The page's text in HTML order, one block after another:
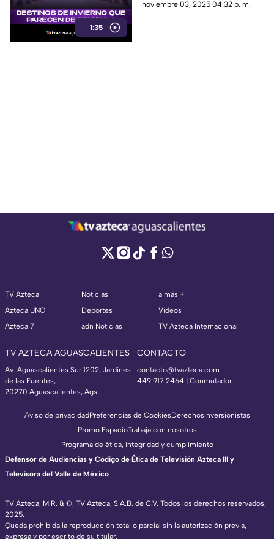
1:35
parecen sacados de una
noviembre 03, 2025 04:32 p. m.
TV Azteca
Azteca UNO
Azteca 7
Noticias
Deportes
adn Noticias
a más +
Videos
TV Azteca Internacional
TV AZTECA AGUASCALIENTES
Av. Aguascalientes Sur 1202, Jardines
de las Fuentes,
20270 Aguascalientes, Ags.
CONTACTO
contacto@tvazteca.com
449 917 2464 | Conmutador
TV Azteca, M.R. & ©, TV Azteca, S.A.B. de C.V. Todos los derechos reservados,
2025.
Queda prohibida la reproducción total o parcial sin la autorización previa,
expresa y por escrito de su titular.
Aviso de privacidadPreferencias de CookiesDerechosInversionistas
Promo EspacioTrabaja con nosotros
Programa de ética, integridad y cumplimiento
Defensor de Audiencias y Código de Ética de Televisión Azteca III y
Televisora del Valle de México